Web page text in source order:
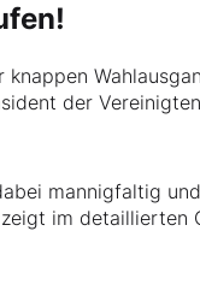
der
mannigfaltig
im detaillierten